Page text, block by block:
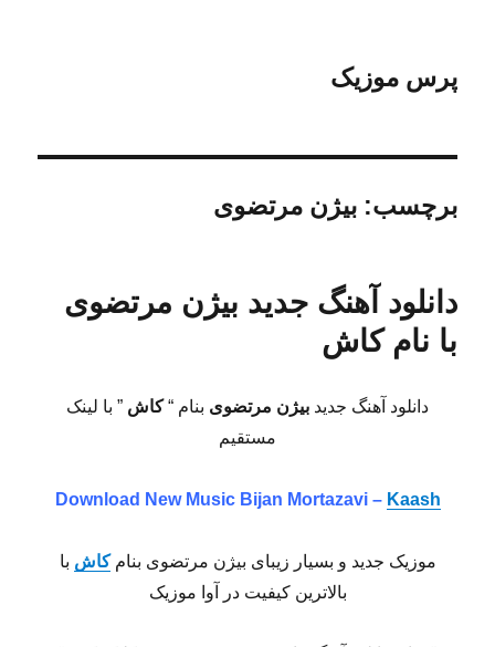
پرس موزیک
برچسب:بیژن مرتضوی
دانلود آهنگ جدید بیژن مرتضوی
با نام کاش
دانلود آهنگ جدید بیژن مرتضوی بنام “کاش ” با لینک
مستقیم
Download New Music Bijan Mortazavi – Kaash
موزیک جدید و بسیار زیبای بیژن مرتضوی بنامکاش با
بالاترین کیفیت در آوا موزیک